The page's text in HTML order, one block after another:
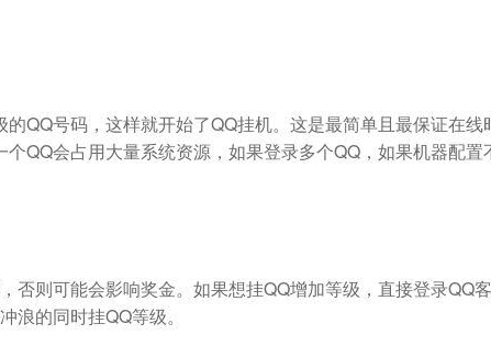
QQ号码，这样就开始了QQ挂机。这是最简单且最保证在
QQ会占用大量系统资源，如果登录多个QQ，如果机器配
否则可能会影响奖金。如果想挂QQ增加等级，直接登录QQ
浪的同时挂QQ等级。